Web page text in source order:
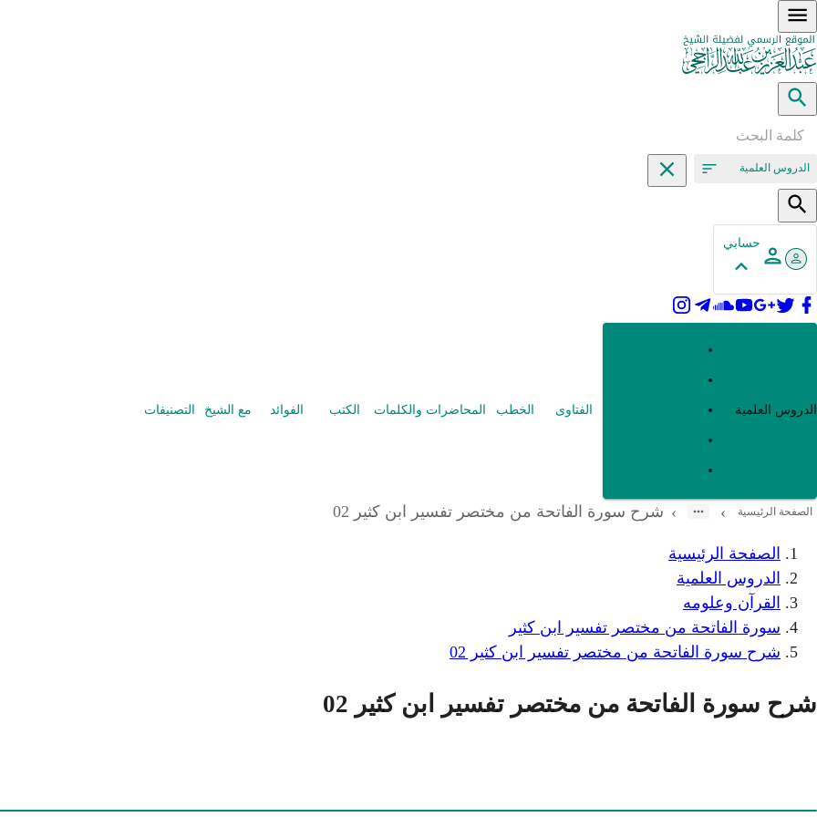
الدروس العلمية
حسابي
الدروس العلمية الفتاوى الخطب المحاضرات والكلمات الكتب الفوائد مع الشيخ التصنيفات
الصفحة الرئيسية ›
› شرح سورة الفاتحة من مختصر تفسير ابن كثير 02
الصفحة الرئيسية
الدروس العلمية
القرآن وعلومه
سورة الفاتحة من مختصر تفسير ابن كثير
شرح سورة الفاتحة من مختصر تفسير ابن كثير 02
شرح سورة الفاتحة من مختصر تفسير ابن كثير 02